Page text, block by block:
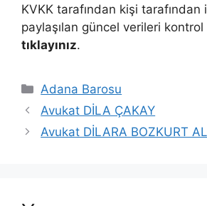
KVKK tarafından kişi tarafından
paylaşılan güncel verileri
tıklayınız.
Kategoriler
Adana Barosu
Avukat DİLA ÇAKAY
Avukat DİLARA BOZKURT